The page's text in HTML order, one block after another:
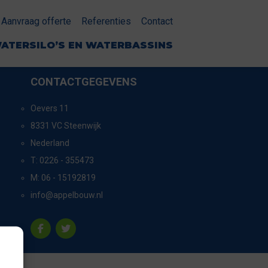
Aanvraag offerte Referenties Contact
EN WATERBASSINS
CONTACTGEGEVENS
Oevers 11
8331 VC Steenwijk
Nederland
T: 0226 - 355473
M: 06 - 15192819
info@appelbouw.nl